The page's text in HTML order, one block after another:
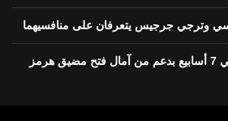
وترجي جرجيس يتعرفان على منافسيهما